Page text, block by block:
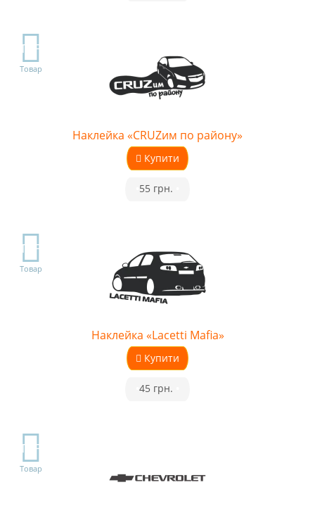
TOP
Товар
Наклейка «CRUZим по району»
Купити
55 грн.
TOP
Товар
Наклейка «Lacetti Mafia»
Купити
45 грн.
TOP
Товар